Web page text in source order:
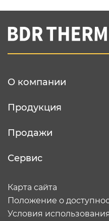
Вы соглашаетесь с
конфеденциальности
О компании
Продукция
Продажи
Сервис
Карта сайта
Положение о
Условия